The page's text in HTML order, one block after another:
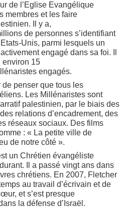
de l’Eglise Evangélique
membres et les faire
Il y a,
de personnes s’identifiant
Unis, parmi lesquels un
engagé dans sa foi. Il
environ 15
engagés.
de penser que tous les
Les Millénaristes sont
palestinien, par le biais des
relations d’encadrement, des
réseaux sociaux. Des films
: « La petite ville de
de notre côté ».
un Chrétien évangéliste
Il a passé vingt ans dans
chrétiens. En 2007, Fletcher
au travail d’écrivain et de
et s’est presque
la défense d’Israël.